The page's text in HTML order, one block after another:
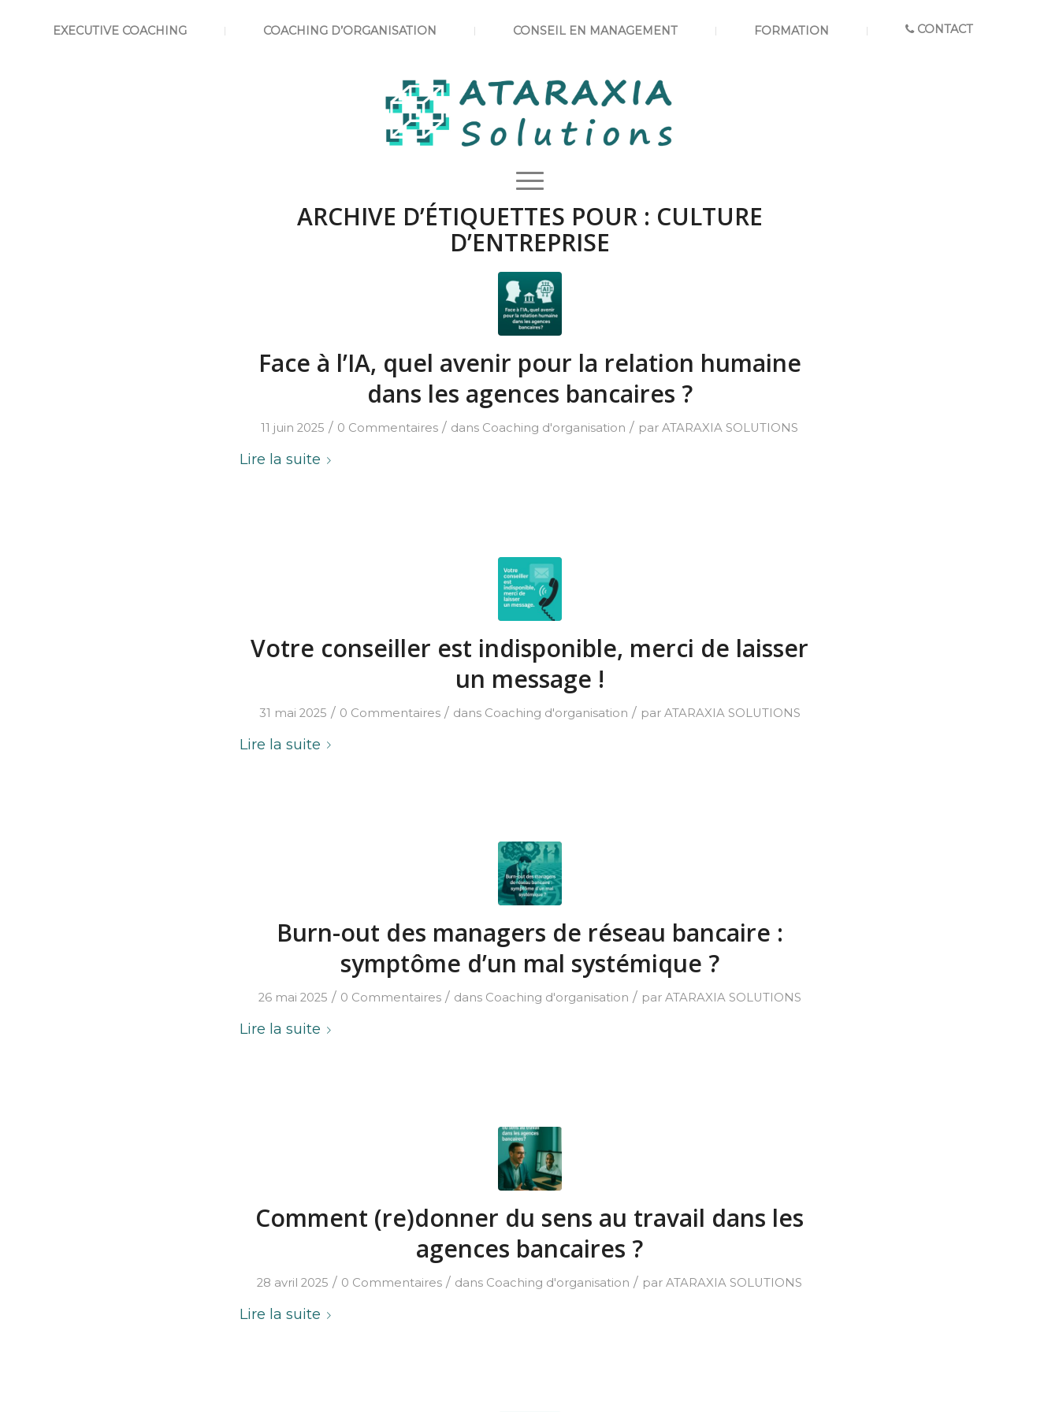
EXECUTIVE COACHING COACHING D’ORGANISATION CONSEIL EN MANAGEMENT FORMATION CONTACT
ARCHIVE D’ÉTIQUETTES POUR : CULTURE
D’ENTREPRISE
Face à l’IA, quel avenir pour la relation humaine
dans les agences bancaires ?
11 juin 2025 / 0 Commentaires / dans Coaching d'organisation / par ATARAXIA SOLUTIONS
Lire la suite
Votre conseiller est indisponible, merci de laisser
un message !
31 mai 2025 / 0 Commentaires / dans Coaching d'organisation / par ATARAXIA SOLUTIONS
Lire la suite
Burn-out des managers de réseau bancaire :
symptôme d’un mal systémique ?
26 mai 2025 / 0 Commentaires / dans Coaching d'organisation / par ATARAXIA SOLUTIONS
Lire la suite
Comment (re)donner du sens au travail dans les
agences bancaires ?
28 avril 2025 / 0 Commentaires / dans Coaching d'organisation / par ATARAXIA SOLUTIONS
Lire la suite